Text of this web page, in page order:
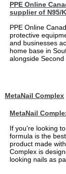
PPE Online
supplier of N95/
PPE Online
protective
and businesses
home base in
alongside Second
MetaNail Complex
MetaNail
If you're looking
formula is the
product made
Complex is
looking nails as